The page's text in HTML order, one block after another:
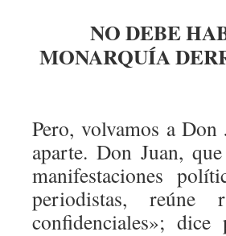
NO DEBE
MONARQUÍA
Pero, volvamos a Don
aparte. Don Juan,
manifestaciones
periodistas, reúne
confidenciales»; dice